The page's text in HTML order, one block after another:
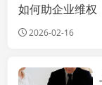
如何助企业维权
2026-02-16